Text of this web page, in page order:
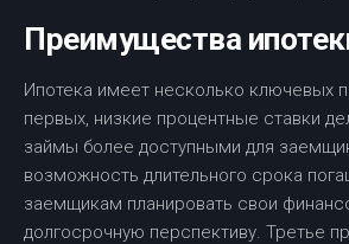
Преимущества
Ипотека имеет несколько ключевых
первых, низкие процентные ставки
займы более доступными для
возможность длительного срока
заемщикам планировать свои
долгосрочную перспективу. Третье